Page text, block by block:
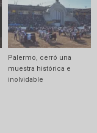
Palermo, cerró una
muestra histórica e
inolvidable